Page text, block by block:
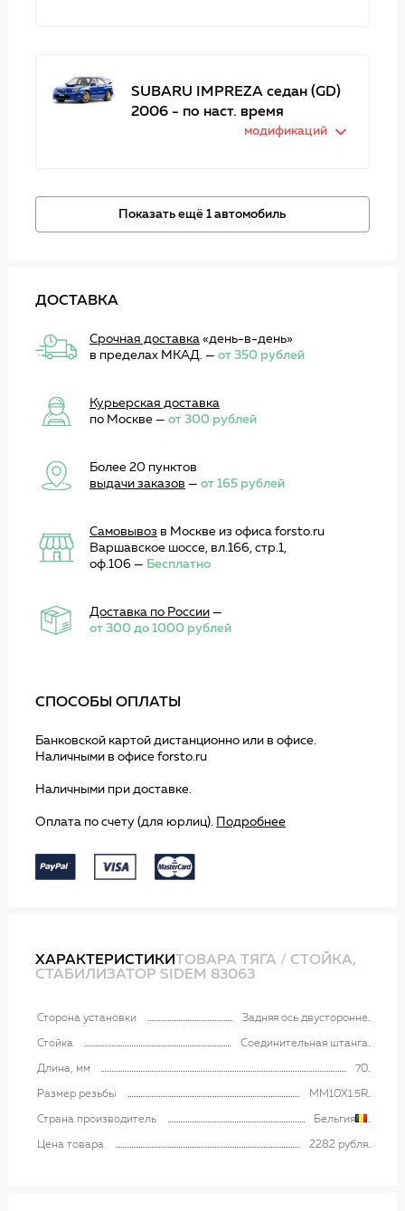
SUBARU IMPREZA седан (GD)
2006 - по наст. время
модификаций
Показать ещё 1 автомобиль
ДОСТАВКА
Срочная доставка«день-в-день»
в пределах МКАД. — от 350 рублей
Курьерская доставка
по Москве — от 300 рублей
Более 20 пунктов
выдачи заказов — от 165 рублей
Самовывоз в Москве из офиса forsto.ru
Варшавское шоссе, вл.166, стр.1,
оф.106 — Бесплатно
Доставка по России—
от 300 до 1000 рублей
СПОСОБЫ ОПЛАТЫ
Банковской картой дистанционно или в офисе.
Наличными в офисе forsto.ru
Наличными при доставке.
Оплата по счету (для юрлиц). Подробнее
ХАРАКТЕРИСТИКИТОВАРА ТЯГА / СТОЙКА,
СТАБИЛИЗАТОР SIDEM 83063
Сторона установки Задняя ось двусторонне
Стойка Соединительная штанга
Длина, мм 70
Размер резьбы MM10X1.5R
Страна производитель Бельгия
Цена товара 2282 рубля